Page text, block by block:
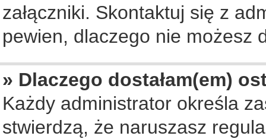
załączniki. Skontaktuj się z
pewien, dlaczego nie możesz
» Dlaczego dostałam(em)
Każdy administrator określa
stwierdzą, że naruszasz